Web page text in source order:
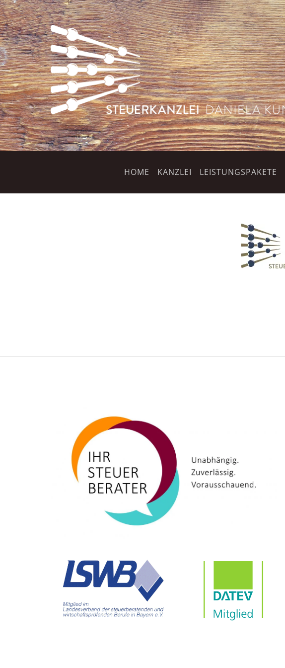
HOME KANZLEI LEISTUNGSPAKETE